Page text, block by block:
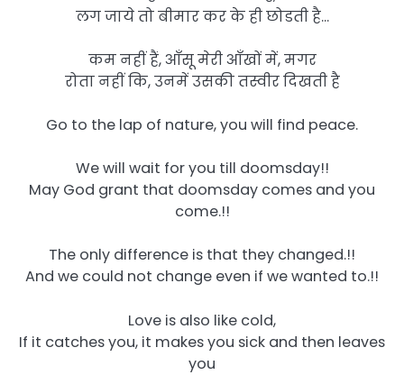
लग जाये तो बीमार कर के ही छोडती है…
कम नहीं हैं, आँसू मेरी आँखों में, मगर
रोता नहीं कि, उनमें उसकी तस्वीर दिखती है
Go to the lap of nature, you will find peace.
We will wait for you till doomsday!!
May God grant that doomsday comes and you
come.!!
The only difference is that they changed.!!
And we could not change even if we wanted to.!!
Love is also like cold,
If it catches you, it makes you sick and then leaves
you